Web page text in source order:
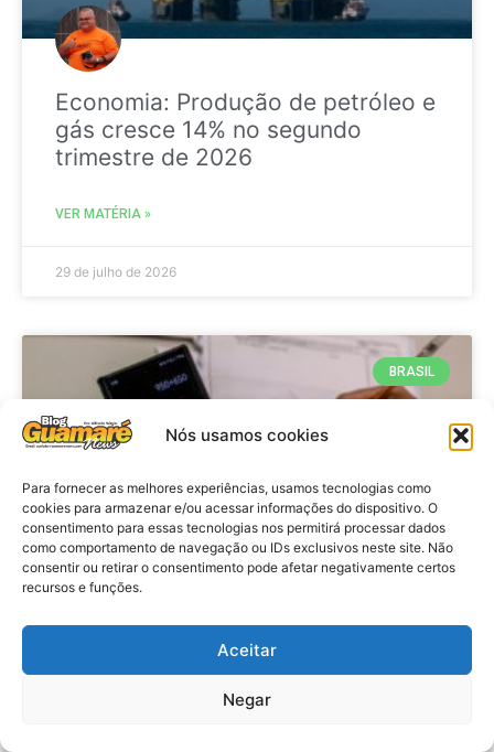
Nós usamos cookies
Para fornecer as melhores experiências, usamos tecnologias como
cookies para armazenar e/ou acessar informações do dispositivo. O
consentimento para essas tecnologias nos permitirá processar dados
como comportamento de navegação ou IDs exclusivos neste site. Não
consentir ou retirar o consentimento pode afetar negativamente certos
recursos e funções.
Aceitar
Negar
Economia: Produção de petróleo e
gás cresce 14% no segundo
trimestre de 2026
VER MATÉRIA »
29 de julho de 2026
BRASIL
Economia: Prazo de adesão ao
Programa Desenrola 2.0 é
prorrogado